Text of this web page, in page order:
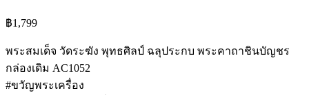
฿1,799
พระสมเด็จ วัดระฆัง พุทธศิลป์ ฉลุประกบ พระคาถาชินบัญชร
กล่องเดิม AC1052
#ขวัญพระเครื่อง